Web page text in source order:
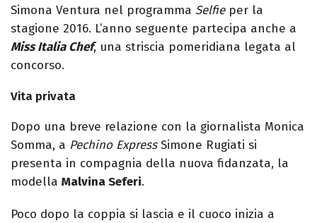
Simona Ventura nel programma Selfieper la
stagione 2016. L’anno seguente partecipa anche a
Miss Italia Chef, una striscia pomeridiana legata al
concorso.
Vita privata
Dopo una breve relazione con la giornalista Monica
Somma, a Pechino ExpressSimone Rugiati si
presenta in compagnia della nuova fidanzata, la
modella Malvina Seferi.
Poco dopo la coppia si lascia e il cuoco inizia a